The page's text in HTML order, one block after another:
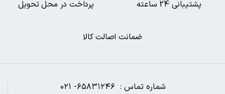
ضمانت اصالت کالا
پرداخت در محل تحویل پشتیبانی 24 ساعته
شماره تماس : ۶۵۸۳۱۲۴۶- ۰۲۱